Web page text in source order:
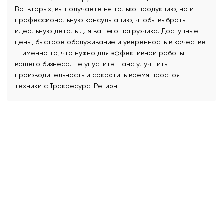
Во-вторых, вы получаете не только продукцию, но и
профессиональную консультацию, чтобы выбрать
идеальную деталь для вашего погрузчика. Доступные
цены, быстрое обслуживание и уверенность в качестве
— именно то, что нужно для эффективной работы
вашего бизнеса. Не упустите шанс улучшить
производительность и сократить время простоя
техники с Тракресурс-Регион!